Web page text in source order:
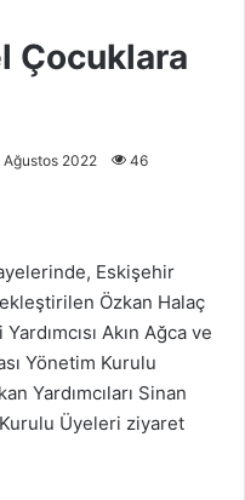
Çocuklara
Ağustos 2022 46
Eskişehir
Özkan Halaç
Akın Ağca ve
Yönetim Kurulu
Yardımcıları Sinan
Üyeleri ziyaret